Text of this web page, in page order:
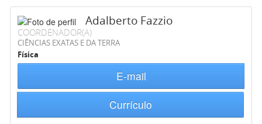
Adalberto Fazzio
COORDENADOR(A)
CIÊNCIAS EXATAS E DA TERRA
Física
E-mail
Currículo